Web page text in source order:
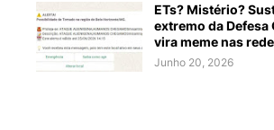
ETs? Mistério?
extremo da Defesa
vira meme nas
Junho 20, 2026